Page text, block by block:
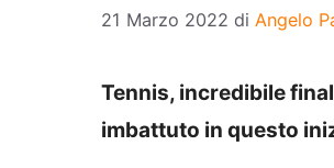
21 Marzo 2022 di Angelo
Tennis, incredibile
imbattuto in questo